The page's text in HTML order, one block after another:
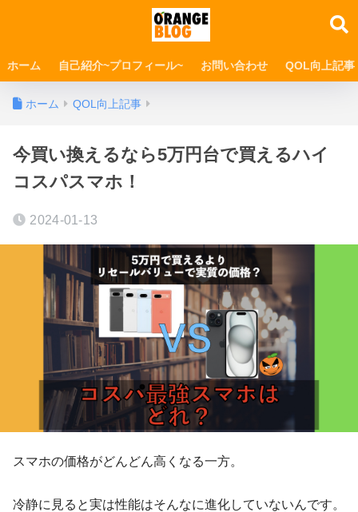
ホーム 自己紹介~プロフィール~ お問い合わせ QOL向上記事
ホーム QOL向上記事
今買い換えるなら5万円台で買えるハイ
コスパスマホ！
2024-01-13
スマホの価格がどんどん高くなる一方。
冷静に見ると実は性能はそんなに進化していないんです。